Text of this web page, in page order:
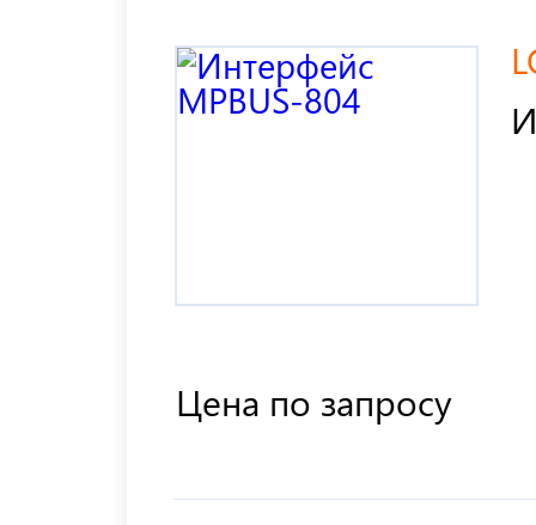
Цена по запросу